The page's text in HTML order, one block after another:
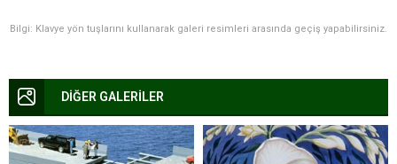
Bilgi: Klavye yön tuşlarını kullanarak galeri resimleri arasında geçiş yapabilirsiniz.
DİĞER GALERİLER